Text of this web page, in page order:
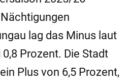
lag das Minus laut
Prozent. Die Stadt
Plus von 6,5 Prozent,